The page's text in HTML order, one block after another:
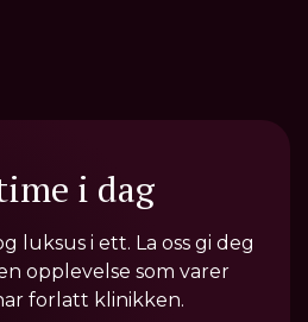
i dag
luksus i ett. La oss gi deg
opplevelse som varer
forlatt klinikken.